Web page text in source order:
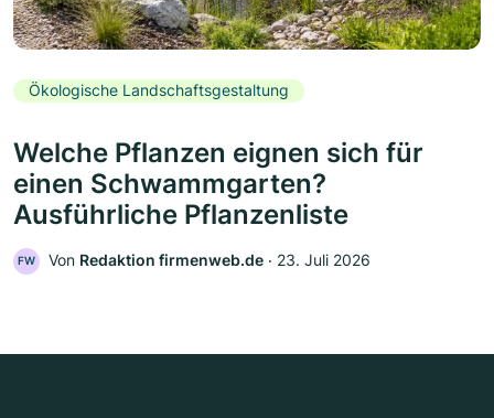
Ökologische Landschaftsgestaltung
Welche Pflanzen eignen sich für
einen Schwammgarten?
Ausführliche Pflanzenliste
FW Von Redaktion firmenweb.de ‧ 23. Juli 2026